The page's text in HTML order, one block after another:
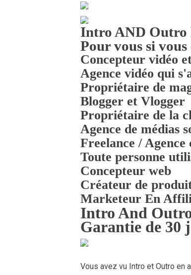
Intro AND Outro
Pour vous si
Concepteur vidéo
Agence vidéo qui
Propriétaire de
Blogger et Vlogger
Propriétaire de la
Agence de médias
Freelance /
Toute personne
Concepteur web
Créateur de
Marketeur En
Intro And
Garantie de 30
Vous avez vu Intro et Outro en